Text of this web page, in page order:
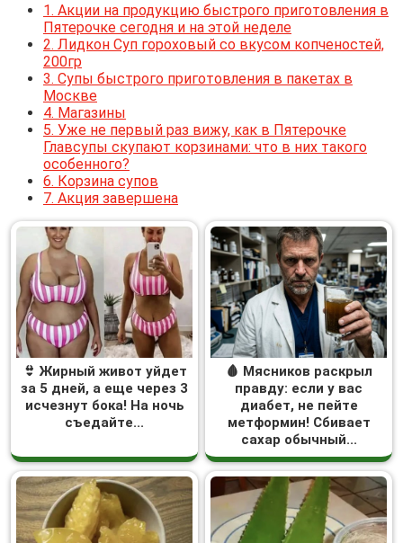
1. Акции на продукцию быстрого приготовления в
Пятерочке сегодня и на этой неделе
2. Лидкон Суп гороховый со вкусом копченостей,
200гр
3. Супы быстрого приготовления в пакетах в
Москве
4. Магазины
5. Уже не первый раз вижу, как в Пятерочке
Главсупы скупают корзинами: что в них такого
особенного?
6. Корзина супов
7. Акция завершена
👙 Жирный живот уйдет
за 5 дней, а еще через 3
исчезнут бока! На ночь
съедайте...
🩸 Мясников раскрыл
правду: если у вас
диабет, не пейте
метформин! Сбивает
сахар обычный...